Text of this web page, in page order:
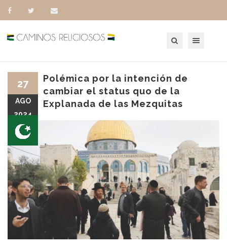
Polémica por la intención de
cambiar el status quo de la
Explanada de las Mezquitas
27
AGO
2024